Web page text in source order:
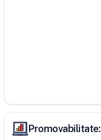
Promovabilitate: